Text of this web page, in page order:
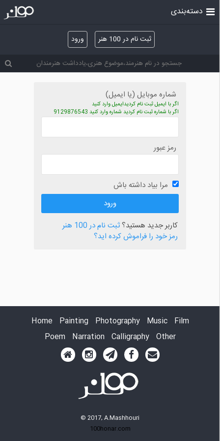
ثبت نام در 100 هنر ورود
دسته‌بندی
شماره موبایل (یا ایمیل)
اگر با ایمیل ثبت نام کردیدایمیل وارد کنید
اگر با شماره ثبت نام کردید شماره وارد کنید 9129876543
رمز عبور
مرا بیاد داشته باش
کاربر جدید هستید؟ثبت نام در 100 هنر
رمز خود را فراموش کرده اید؟
Home Painting Photography Music
Film
Poem
Narration Calligraphy Other
© 2017, A.Mashhouri
100honar.com